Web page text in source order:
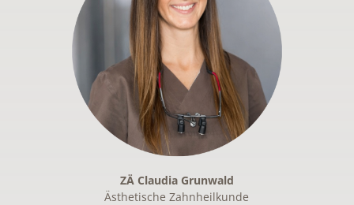
ZÄ Claudia Grunwald
Ästhetische Zahnheilkunde